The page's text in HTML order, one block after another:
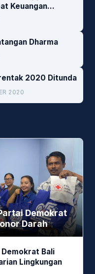
Keuangan
Dharma
2020 Ditunda
2020
Demokrat
Darah
Bali
Lingkungan